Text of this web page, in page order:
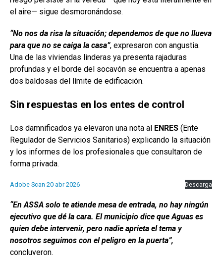
el aire— sigue desmoronándose.
“No nos da risa la situación; dependemos de que no llueva
para que no se caiga la casa”, expresaron con angustia.
Una de las viviendas linderas ya presenta rajaduras
profundas y el borde del socavón se encuentra a apenas
dos baldosas del límite de edificación.
Sin respuestas en los entes de control
Los damnificados ya elevaron una nota al ENRES (Ente
Regulador de Servicios Sanitarios) explicando la situación
y los informes de los profesionales que consultaron de
forma privada.
Adobe Scan 20 abr 2026 Descarga
“En ASSA solo te atiende mesa de entrada, no hay ningún
ejecutivo que dé la cara. El municipio dice que Aguas es
quien debe intervenir, pero nadie aprieta el tema y
nosotros seguimos con el peligro en la puerta”,
concluyeron.